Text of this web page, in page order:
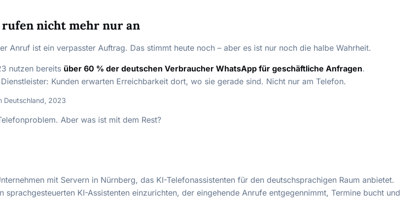
rufen nicht mehr nur an
Anruf ist ein verpasster Auftrag. Das stimmt heute noch – aber es ist nur noch die halbe Wahrheit.
nutzen bereits über 60 % der deutschen Verbraucher WhatsApp für geschäftliche Anfragen.
Kunden erwarten Erreichbarkeit dort, wo sie gerade sind. Nicht nur am Telefon.
Deutschland, 2023
Aber was ist mit dem Rest?
mit Servern in Nürnberg, das KI-Telefonassistenten für den deutschsprachigen Raum anbietet.
sprachgesteuerten KI-Assistenten einzurichten, der eingehende Anrufe entgegennimmt, Termine bucht und